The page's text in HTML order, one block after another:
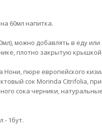
60мл напитка.
можно добавлять в еду
плотно закрытую крышкой.
пюре европейского
сок Morinda Citrifolia,
сока черники,
- 1бут.